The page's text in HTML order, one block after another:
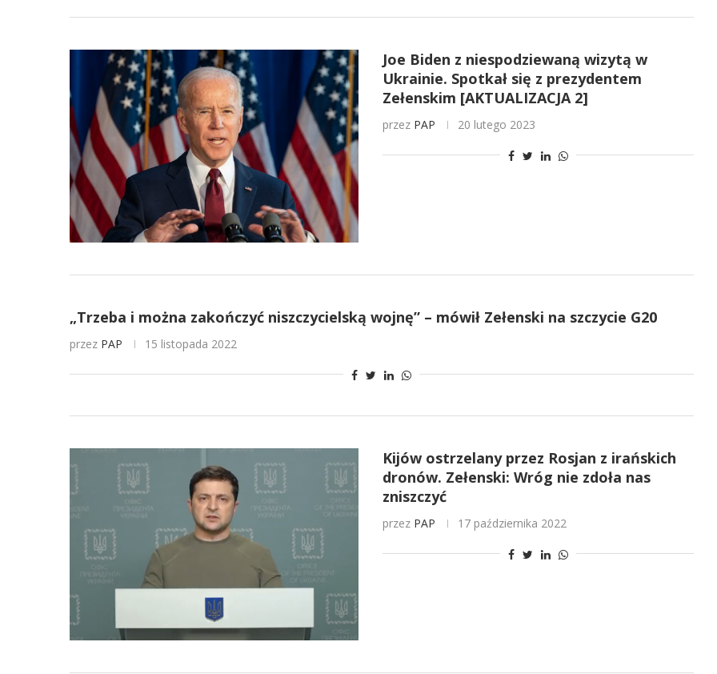
Joe Biden z niespodziewaną wizytą w
Ukrainie. Spotkał się z prezydentem
Zełenskim [AKTUALIZACJA 2]
przez PAP 20 lutego 2023
„Trzeba i można zakończyć niszczycielską wojnę” – mówił Zełenski na szczycie G20
przez PAP 15 listopada 2022
Kijów ostrzelany przez Rosjan z irańskich
dronów. Zełenski: Wróg nie zdoła nas
zniszczyć
przez PAP 17 października 2022